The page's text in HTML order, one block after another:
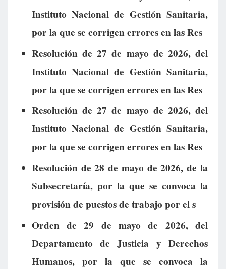
Instituto Nacional de Gestión Sanitaria,
por la que se corrigen errores en las Res
Resolución de 27 de mayo de 2026, del
Instituto Nacional de Gestión Sanitaria,
por la que se corrigen errores en las Res
Resolución de 27 de mayo de 2026, del
Instituto Nacional de Gestión Sanitaria,
por la que se corrigen errores en las Res
Resolución de 28 de mayo de 2026, de la
Subsecretaría, por la que se convoca la
provisión de puestos de trabajo por el s
Orden de 29 de mayo de 2026, del
Departamento de Justicia y Derechos
Humanos, por la que se convoca la